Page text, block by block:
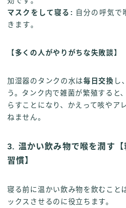
マスクをして寝る:
自分の呼気で
きます。
【多くの人がやりがちな失敗談】
加湿器のタンクの水は毎日交換 し
う。タンク内で雑菌が繁殖すると
らすことになり、かえって咳やア
ねません。
3. 温かい飲み物で喉を潤す
習慣】
寝る前に温かい飲み物を飲むこと
ックスさせるのに役立ちます。